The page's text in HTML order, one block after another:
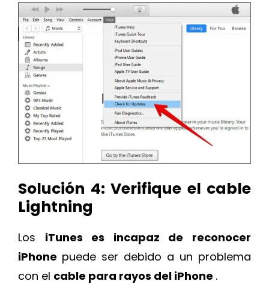
Solución 4: Verifique el cable
Lightning
Los iTunes es incapaz de reconocer
iPhone puede ser debido a un problema
con el cable para rayos del iPhone .